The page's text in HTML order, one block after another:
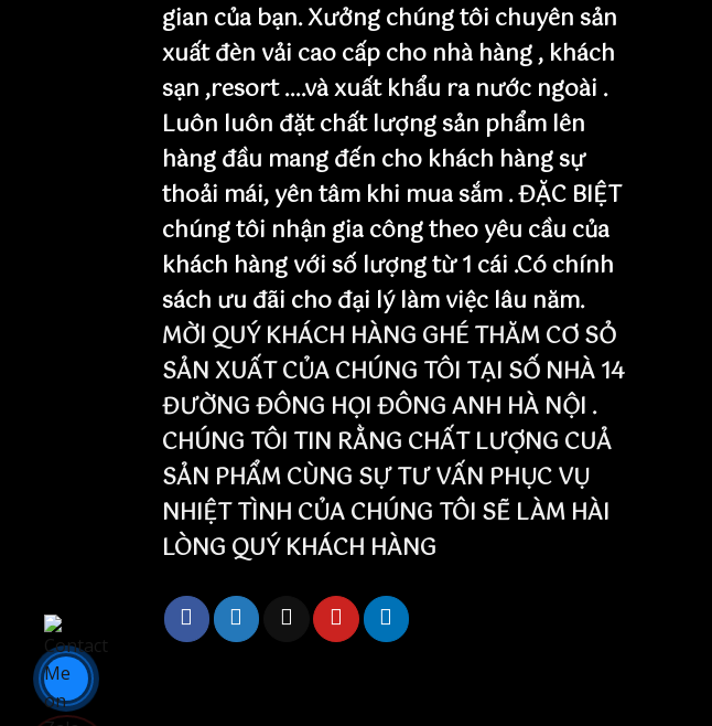
gian của bạn. Xưởng chúng tôi chuyên sản
xuất đèn vải cao cấp cho nhà hàng , khách
sạn ,resort ....và xuất khẩu ra nước ngoài .
Luôn luôn đặt chất lượng sản phẩm lên
hàng đầu mang đến cho khách hàng sự
thoải mái, yên tâm khi mua sắm . ĐẶC BIỆT
chúng tôi nhận gia công theo yêu cầu của
khách hàng với số lượng từ 1 cái .Có chính
sách ưu đãi cho đại lý làm việc lâu năm.
MỜI QUÝ KHÁCH HÀNG GHÉ THĂM CƠ SỎ
SẢN XUẤT CỦA CHÚNG TÔI TẠI SỐ NHÀ 14
ĐƯỜNG ĐÔNG HỌI ĐÔNG ANH HÀ NỘI .
CHÚNG TÔI TIN RẰNG CHẤT LƯỢNG CUẢ
SẢN PHẨM CÙNG SỰ TƯ VẤN PHỤC VỤ
NHIỆT TÌNH CỦA CHÚNG TÔI SẼ LÀM HÀI
LÒNG QUÝ KHÁCH HÀNG